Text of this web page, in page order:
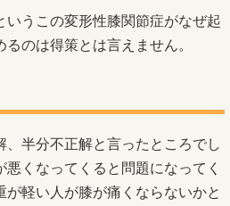
いうこの変形性膝関節症がなぜ起
のは得策とは言えません。
、半分不正解と言ったところでし
悪くなってくると問題になってく
が軽い人が膝が痛くならないかと